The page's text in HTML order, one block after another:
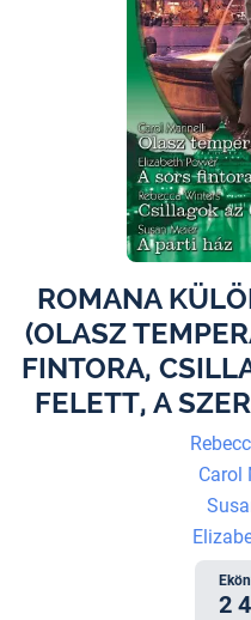
ROMANA
(OLASZ
FINTORA,
FELETT, A
Carol
2